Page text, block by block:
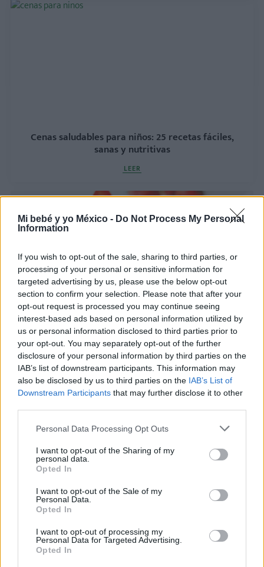
Mi bebé y yo México - Do Not Process My Personal
Information
If you wish to opt-out of the sale, sharing to third parties, or
processing of your personal or sensitive information for
targeted advertising by us, please use the below opt-out
section to confirm your selection. Please note that after your
opt-out request is processed you may continue seeing
interest-based ads based on personal information utilized by
us or personal information disclosed to third parties prior to
your opt-out. You may separately opt-out of the further
disclosure of your personal information by third parties on the
IAB’s list of downstream participants. This information may
also be disclosed by us to third parties on the IAB’s List of
Downstream Participants that may further disclose it to other
Personal Data Processing Opt Outs
I want to opt-out of the Sharing of my
personal data.
Opted In
I want to opt-out of the Sale of my
Personal Data.
Opted In
I want to opt-out of processing my
Personal Data for Targeted Advertising.
Opted In
Cenas saludables para niños: 25 recetas fáciles,
sanas y nutritivas
LEER
Receta de Gazpacho de fresas
LEER
Receta de Barquitos de huevo duro y atún